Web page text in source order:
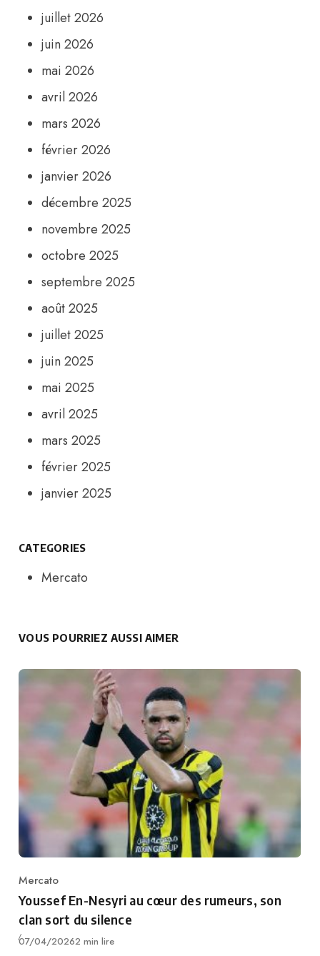
juillet 2026
juin 2026
mai 2026
avril 2026
mars 2026
février 2026
janvier 2026
décembre 2025
novembre 2025
octobre 2025
septembre 2025
août 2025
juillet 2025
juin 2025
mai 2025
avril 2025
mars 2025
février 2025
janvier 2025
CATEGORIES
Mercato
VOUS POURRIEZ AUSSI AIMER
Category
Mercato
Youssef En-Nesyri au cœur des rumeurs, son
clan sort du silence
Publié
07/04/20262 min lire